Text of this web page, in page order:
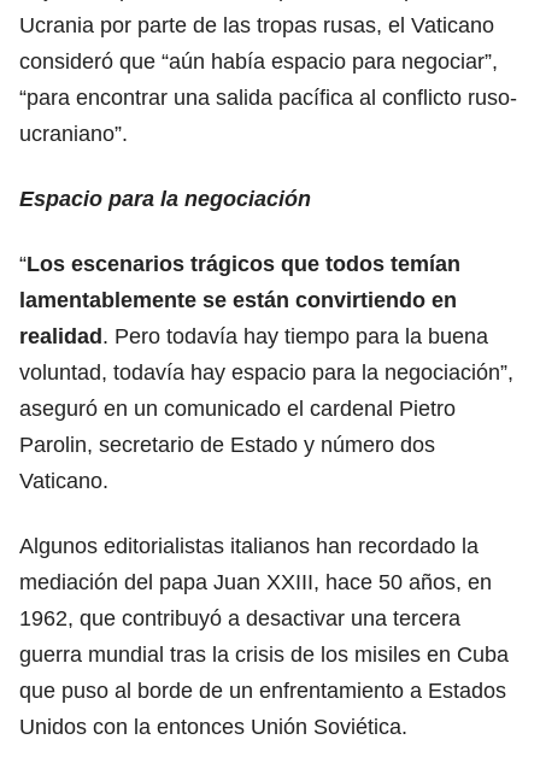
Ucrania por parte de las tropas rusas, el Vaticano
consideró que “aún había espacio para negociar”,
“para encontrar una salida pacífica al conflicto ruso-
ucraniano”.
Espacio para la negociación
“Los escenarios trágicos que todos temían
lamentablemente se están convirtiendo en
realidad. Pero todavía hay tiempo para la buena
voluntad, todavía hay espacio para la negociación”,
aseguró en un comunicado el cardenal Pietro
Parolin, secretario de Estado y número dos
Vaticano.
Algunos editorialistas italianos han recordado la
mediación del papa Juan XXIII, hace 50 años, en
1962, que contribuyó a desactivar una tercera
guerra mundial tras la crisis de los misiles en Cuba
que puso al borde de un enfrentamiento a Estados
Unidos con la entonces Unión Soviética.